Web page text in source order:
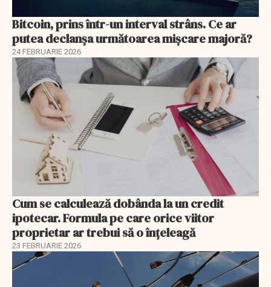
Bitcoin, prins într-un interval strâns. Ce ar
putea declanșa următoarea mișcare majoră?
24 FEBRUARIE 2026
Cum se calculează dobânda la un credit
ipotecar. Formula pe care orice viitor
proprietar ar trebui să o înțeleagă
23 FEBRUARIE 2026